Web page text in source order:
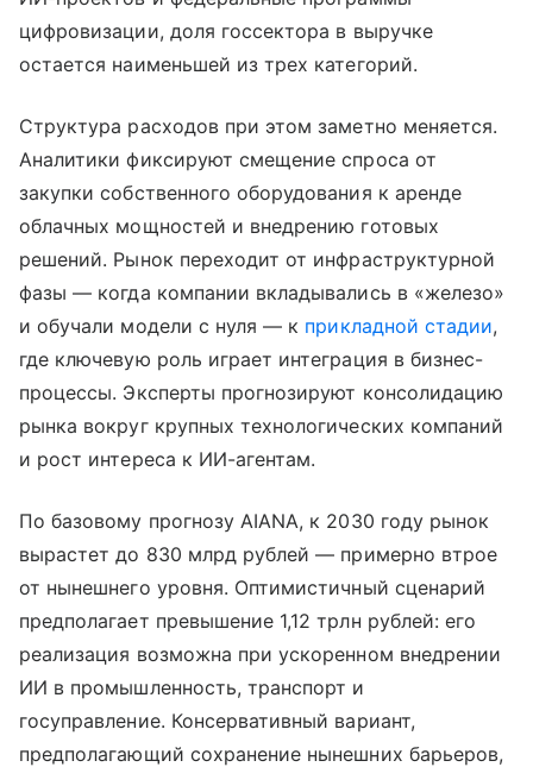
цифровизации, доля госсектора в выручке
остается наименьшей из трех категорий.
Структура расходов при этом заметно меняется.
Аналитики фиксируют смещение спроса от
закупки собственного оборудования к аренде
облачных мощностей и внедрению готовых
решений. Рынок переходит от инфраструктурной
фазы — когда компании вкладывались в «железо»
и обучали модели с нуля — к прикладной стадии,
где ключевую роль играет интеграция в бизнес-
процессы. Эксперты прогнозируют консолидацию
рынка вокруг крупных технологических компаний
и рост интереса к ИИ-агентам.
По базовому прогнозу AIANA, к 2030 году рынок
вырастет до 830 млрд рублей — примерно втрое
от нынешнего уровня. Оптимистичный сценарий
предполагает превышение 1,12 трлн рублей: его
реализация возможна при ускоренном внедрении
ИИ в промышленность, транспорт и
госуправление. Консервативный вариант,
предполагающий сохранение нынешних барьеров,